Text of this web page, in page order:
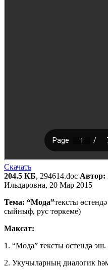
Скачать
204.5 КБ, 294614.doc Автор:
Ильдаровна, 20 Мар 2015
Тема: “Мода”тексты
сыйныф, рус төркеме)
Максат:
1. “Мода” тексты өстендә эш.
2. Укучыларның диалогик